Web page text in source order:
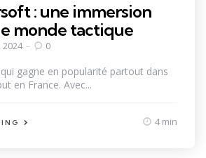
: une immersion
monde tactique
2024 0
gagne en popularité partout dans
en France. Avec...
4 min